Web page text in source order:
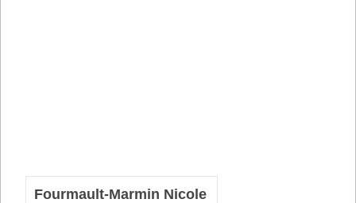
Fourmault-Marmin Nicole